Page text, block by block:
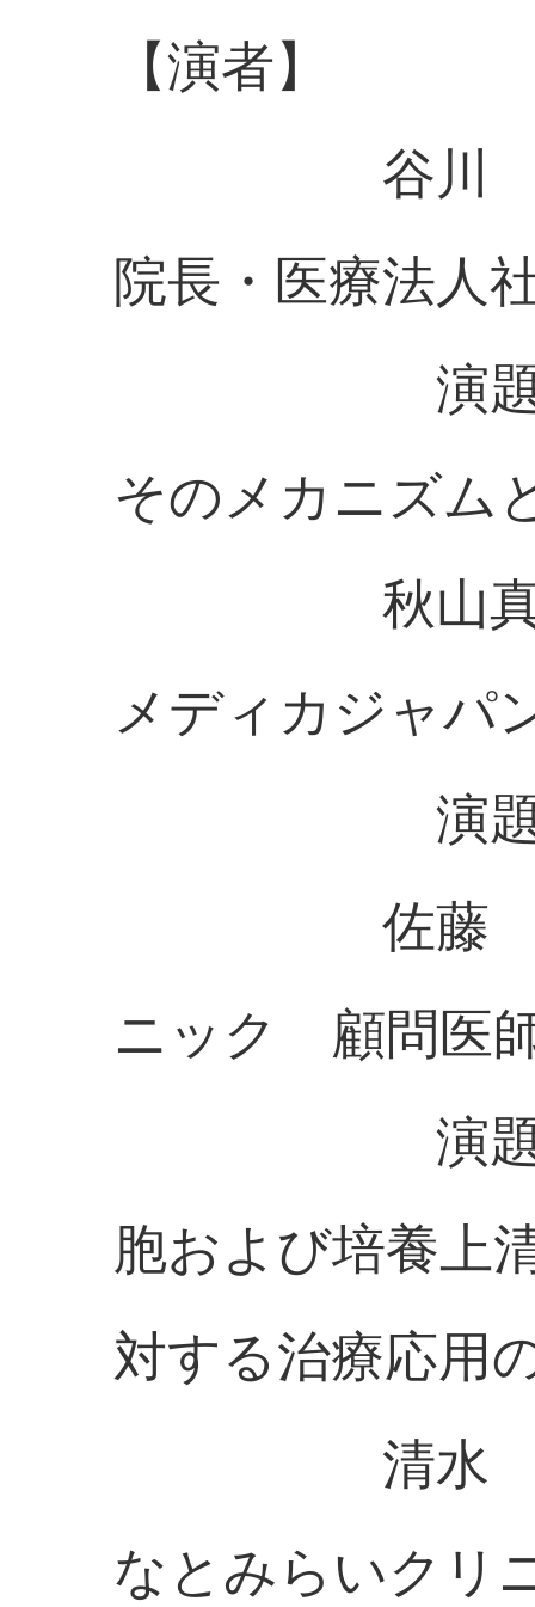
【演者】
谷川 啓司
院長・医療法人
演題：細
そのメカニズム
秋山真一郎
メディカジャ
演題：がん
佐藤 洋輔
ニック 顧問医
演題：脂
胞および培養上
対する治療応用
清水 啓 （
なとみらいクリ